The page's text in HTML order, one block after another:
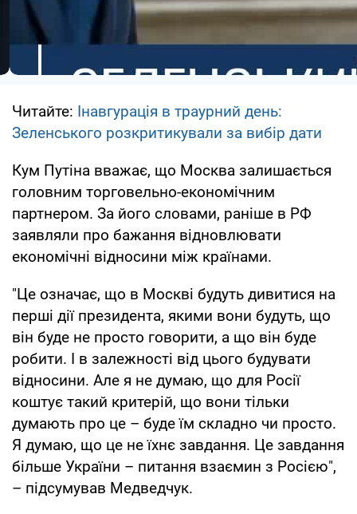
Читайте: Інавгурація в траурний день:
Зеленського розкритикували за вибір дати
Кум Путіна вважає, що Москва залишається
головним торговельно-економічним
партнером. За його словами, раніше в РФ
заявляли про бажання відновлювати
економічні відносини між країнами.
"Це означає, що в Москві будуть дивитися на
перші дії президента, якими вони будуть, що
він буде не просто говорити, а що він буде
робити. І в залежності від цього будувати
відносини. Але я не думаю, що для Росії
коштує такий критерій, що вони тільки
думають про це – буде їм складно чи просто.
Я думаю, що це не їхнє завдання. Це завдання
більше України – питання взаємин з Росією",
– підсумував Медведчук.